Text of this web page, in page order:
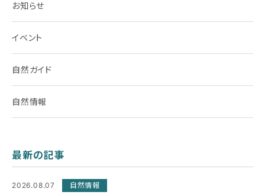
お知らせ
イベント
自然ガイド
自然情報
最新の記事
2026.08.07 自然情報